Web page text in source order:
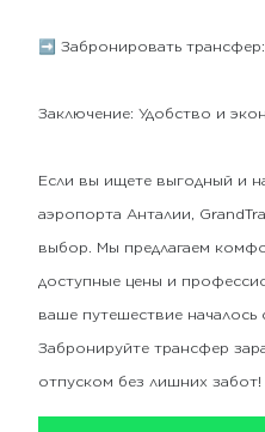
➡ Забронировать
Заключение: Удобство и
Если вы ищете выгодный и
аэропорта Анталии,
выбор. Мы предлагаем
доступные цены и
ваше путешествие
Забронируйте трансфер
отпуском без лишних забот!